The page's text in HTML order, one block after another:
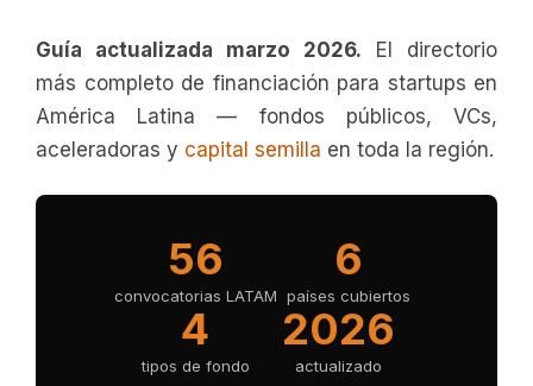
Guía actualizada marzo 2026. El directorio
más completo de financiación para startups en
América Latina — fondos públicos, VCs,
aceleradoras y capital semilla en toda la región.
56
convocatorias LATAM
6
países cubiertos
4
tipos de fondo
2026
actualizado